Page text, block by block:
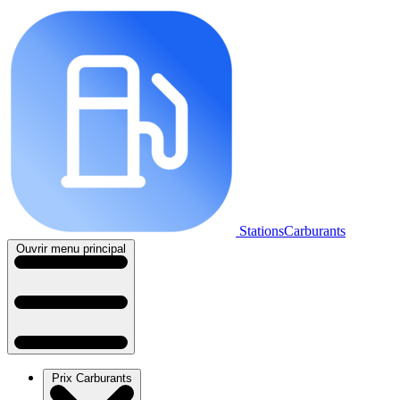
StationsCarburants
Ouvrir menu principal
Prix Carburants